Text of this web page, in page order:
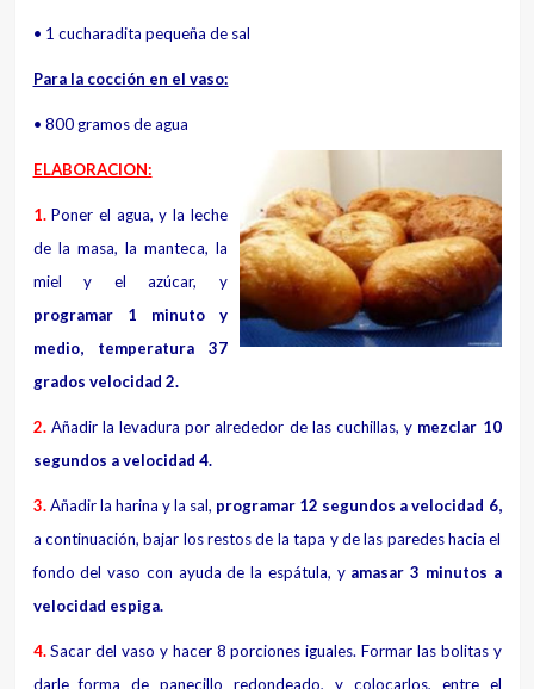
• 1 cucharadita pequeña de sal
Para la cocción en el vaso:
• 800 gramos de agua
ELABORACION:
1.Poner el agua, y la leche
de la masa, la manteca, la
miel y el azúcar, y
programar 1 minuto y
medio, temperatura 37
grados velocidad 2.
2.Añadir la levadura por alrededor de las cuchillas, y mezclar 10
segundos a velocidad 4.
3.Añadir la harina y la sal, programar 12 segundos a velocidad 6,
a continuación, bajar los restos de la tapa y de las paredes hacia el
fondo del vaso con ayuda de la espátula, y amasar 3 minutos a
velocidad espiga.
4.Sacar del vaso y hacer 8 porciones iguales. Formar las bolitas y
darle forma de panecillo redondeado, y colocarlos, entre el